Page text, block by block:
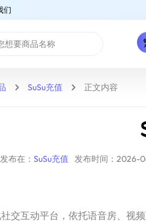
们
SuSu充值 正文内容
发布在： SuSu充值 发布时间：2026-
交互动平台，依托语音房、视